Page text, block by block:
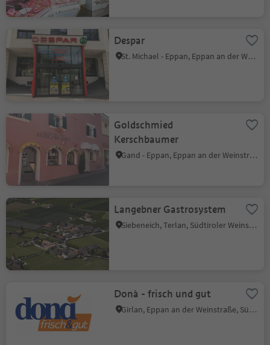
Despar
St. Michael - Eppan, Eppan an der Weinstraße, Südtiroler Weinstraße
Goldschmied
Kerschbaumer
Gand - Eppan, Eppan an der Weinstraße, Südtiroler Weinstraße
Langebner Gastrosystem
Siebeneich, Terlan, Südtiroler Weinstraße
Donà - frisch und gut
Girlan, Eppan an der Weinstraße, Südtiroler Weinstraße